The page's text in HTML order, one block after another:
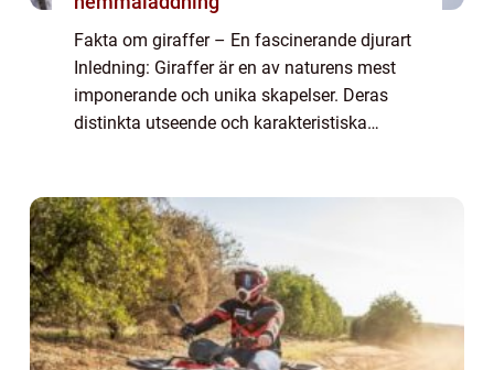
Fakta om giraffer – En fascinerande djurart
Inledning: Giraffer är en av naturens mest
imponerande och unika skapelser. Deras
distinkta utseende och karakteristiska